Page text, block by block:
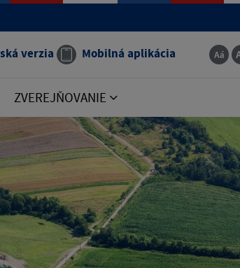
verzia Mobilná aplikácia
ZVEREJŇOVANIE